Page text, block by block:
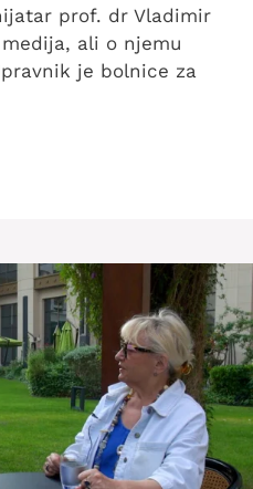
prof. dr Vladimir
ali o njemu
je bolnice za